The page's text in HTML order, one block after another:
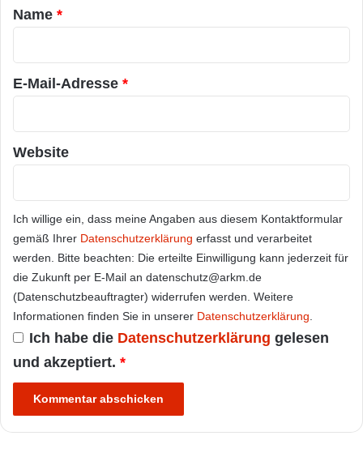
a
r
*
Name *
E-Mail-Adresse *
Website
Ich willige ein, dass meine Angaben aus diesem Kontaktformular
gemäß Ihrer Datenschutzerklärung erfasst und verarbeitet
werden. Bitte beachten: Die erteilte Einwilligung kann jederzeit für
die Zukunft per E-Mail an datenschutz@arkm.de
(Datenschutzbeauftragter) widerrufen werden. Weitere
Informationen finden Sie in unserer Datenschutzerklärung
Ich habe die Datenschutzerklärung gelesen
und akzeptiert. *